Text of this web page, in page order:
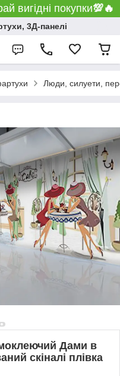
вигідні покупки💯🔥
3Д-панелі
Люди, силуети,
Дами в
скіналі плівка